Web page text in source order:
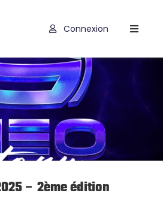
Connexion
– 2ème édition